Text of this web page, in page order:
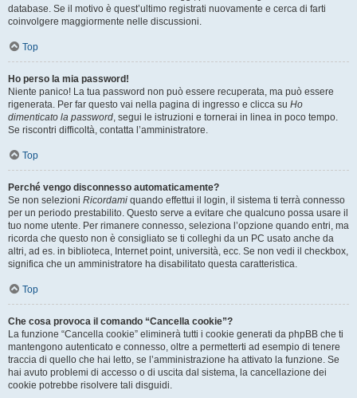
database. Se il motivo è quest’ultimo registrati nuovamente e cerca di farti
coinvolgere maggiormente nelle discussioni.
Top
Ho perso la mia password!
Niente panico! La tua password non può essere recuperata, ma può essere
rigenerata. Per far questo vai nella pagina di ingresso e clicca su Ho
dimenticato la password, segui le istruzioni e tornerai in linea in poco tempo.
Se riscontri difficoltà, contatta l’amministratore.
Top
Perché vengo disconnesso automaticamente?
Se non selezioni Ricordami quando effettui il login, il sistema ti terrà connesso
per un periodo prestabilito. Questo serve a evitare che qualcuno possa usare il
tuo nome utente. Per rimanere connesso, seleziona l’opzione quando entri, ma
ricorda che questo non è consigliato se ti colleghi da un PC usato anche da
altri, ad es. in biblioteca, Internet point, università, ecc. Se non vedi il checkbox,
significa che un amministratore ha disabilitato questa caratteristica.
Top
Che cosa provoca il comando “Cancella cookie”?
La funzione “Cancella cookie” eliminerà tutti i cookie generati da phpBB che ti
mantengono autenticato e connesso, oltre a permetterti ad esempio di tenere
traccia di quello che hai letto, se l’amministrazione ha attivato la funzione. Se
hai avuto problemi di accesso o di uscita dal sistema, la cancellazione dei
cookie potrebbe risolvere tali disguidi.